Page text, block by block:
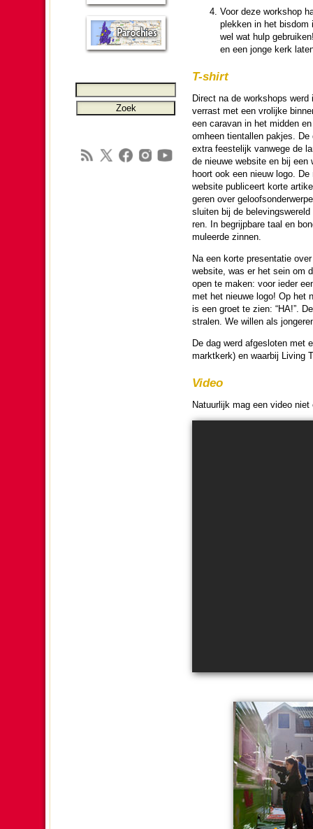
Voor deze work­shop
plekken in het
wel wat hulp
en een jonge kerk
T-shirt
Direct na de work­shops werd
verrast met een vrolijke
een cara­van in het mid­den
omheen tien­tallen pakjes. De
extra fees­te­lijk van­wege de
de nieuwe web­si­te en bij een
hoort ook een nieuw logo. De
web­si­te publi­ceert korte
ge­ren over
sluiten bij de
ren. In begrijp­bare taal en
mu­leerde zinnen.
Na een korte presen­tatie
web­si­te, was er het sein om
open te maken: voor ieder
met het nieuwe logo! Op het
is een groet te zien: “HA!”.
stralen. We willen als
De dag werd af­ge­slo­ten met
markt­kerk) en waarbij Living
Video
Na­tuur­lijk mag een video niet